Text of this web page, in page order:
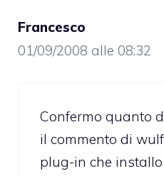
Francesco
01/09/2008 alle 08:32
Confermo quanto
il commento di
plug-in che